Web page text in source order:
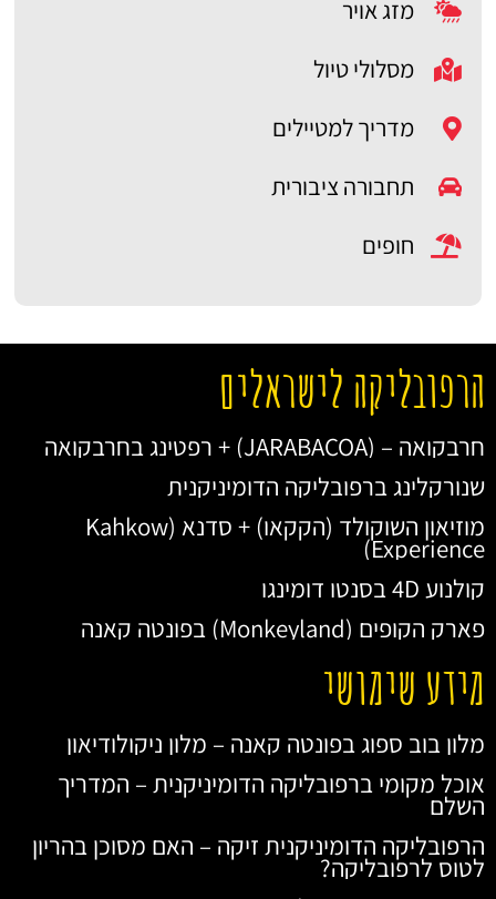
מזג אויר
מסלולי טיול
מדריך למטיילים
תחבורה ציבורית
חופים
הרפובליקה לישראלים
חרבקואה – (JARABACOA) + רפטינג בחרבקואה
שנורקלינג ברפובליקה הדומיניקנית
מוזיאון השוקולד (הקקאו) + סדנא (Kahkow
Experience)
קולנוע 4D בסנטו דומינגו
פארק הקופים (Monkeyland) בפונטה קאנה
מידע שימושי
מלון בוב ספוג בפונטה קאנה – מלון ניקולודיאון
אוכל מקומי ברפובליקה הדומיניקנית – המדריך
השלם
הרפובליקה הדומיניקנית זיקה – האם מסוכן בהריון
לטוס לרפובליקה?